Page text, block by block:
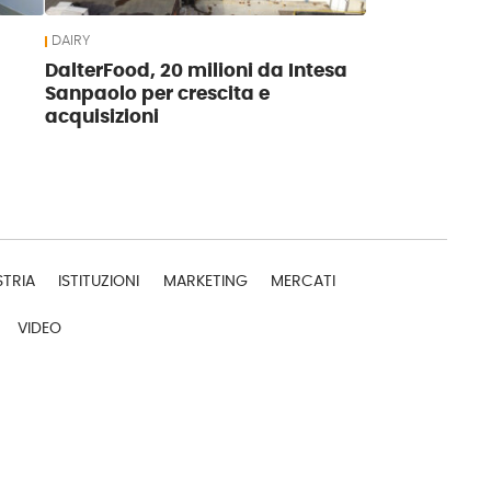
DAIRY
DalterFood, 20 milioni da Intesa
Sanpaolo per crescita e
acquisizioni
ISTITUZIONI MARKETING MERCATI
VIDEO